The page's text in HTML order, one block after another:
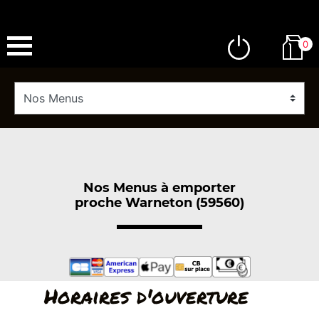
0
Nos Menus à emporter
proche Warneton (59560)
Horaires d'ouverture